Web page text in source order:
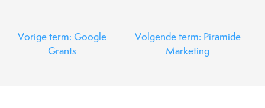
Vorige term: Google
Grants
Volgende term: Piramide
Marketing